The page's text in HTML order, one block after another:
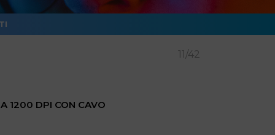
11/42
1200 DPI CON CAVO